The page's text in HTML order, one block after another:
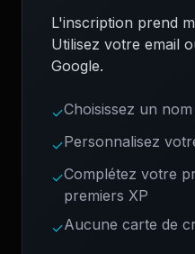
L'inscription prend
Utilisez votre email
Google.
✓Choisissez un
✓Personnalisez
✓Complétez votre
premiers XP
✓Aucune carte de